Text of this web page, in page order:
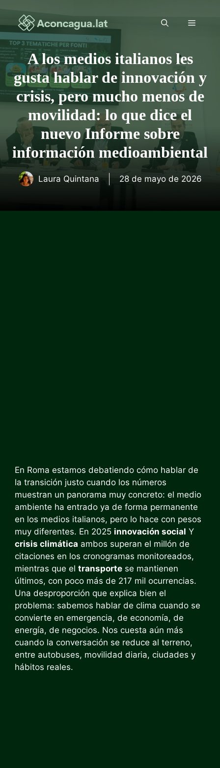
contenido
Menú
A los medios italianos les
gusta hablar de innovación y
crisis, pero mucho menos de
movilidad: lo que dice el
nuevo Informe sobre
información medioambiental
Laura Quintana 28 de mayo de 2026
En Roma estamos debatiendo cómo hablar de
la transición justo cuando los números
muestran un panorama muy concreto: el medio
ambiente ha entrado ya de forma permanente
en los medios italianos, pero lo hace con pesos
muy diferentes. En 2025 innovación social Y
crisis climática ambos superan el millón de
citaciones en los cronogramas monitoreados,
mientras que el transporte se mantienen
últimos, con poco más de 217 mil ocurrencias.
Una desproporción que explica bien el
problema: sabemos hablar de clima cuando se
convierte en emergencia, de economía, de
energía, de negocios. Nos cuesta aún más
cuando la conversación se reduce al terreno,
entre autobuses, movilidad diaria, ciudades y
hábitos reales.